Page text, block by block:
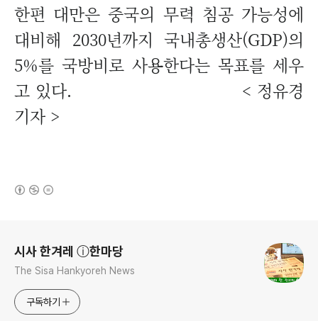
한편 대만은 중국의 무력 침공 가능성에
대비해 2030년까지 국내총생산(GDP)의
5%를 국방비로 사용한다는 목표를 세우
고 있다. < 정유경
기자 >
시사 한겨레 ⓘ한마당
The Sisa Hankyoreh News
구독하기